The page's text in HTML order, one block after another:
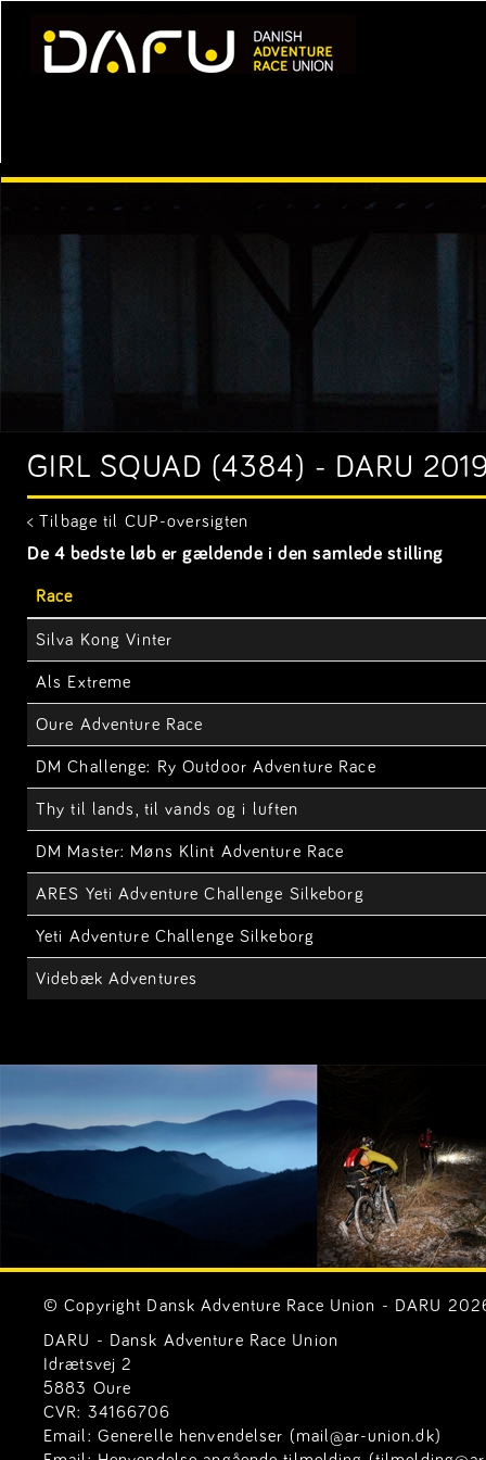
GIRL SQUAD (4384) - DARU
< Tilbage til CUP-oversigten
De 4 bedste løb er gældende i den samlede stilling
Race
Silva Kong Vinter
Als Extreme
Oure Adventure Race
DM Challenge: Ry Outdoor Adventure Race
Thy til lands, til vands og i luften
DM Master: Møns Klint Adventure Race
ARES Yeti Adventure Challenge Silkeborg
Yeti Adventure Challenge Silkeborg
Videbæk Adventures
© Copyright Dansk Adventure Race Union - DARU
DARU - Dansk Adventure Race Union
Idrætsvej 2
5883 Oure
CVR: 34166706
Email: Generelle henvendelser (mail@ar-union.dk)